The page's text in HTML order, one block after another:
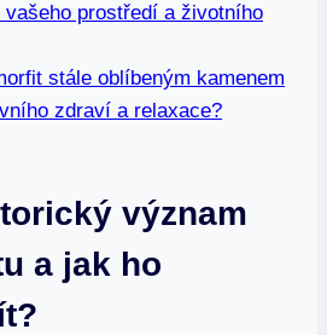
vašeho prostředí a životního
stále oblíbeným kamenem
zdraví a relaxace?
význam
a jak ho